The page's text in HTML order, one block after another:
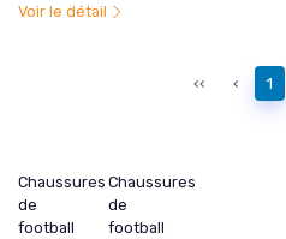
Voir le détail
‹‹ ‹ 1
Chaussures
de
football
Chaussures
de
football